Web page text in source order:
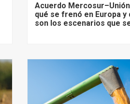
Acuerdo
qué se frenó en Europa y
son los escenarios que